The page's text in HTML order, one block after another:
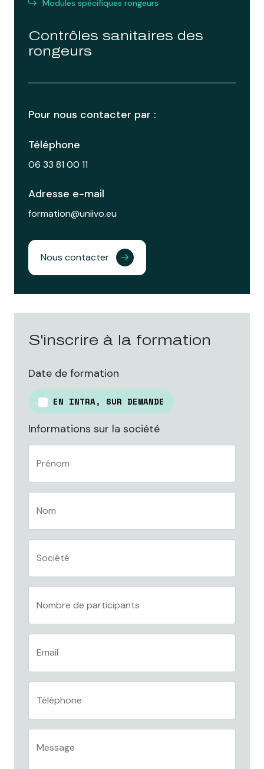
Modules spécifiques rongeurs
Contrôles sanitaires des
rongeurs
Pour nous contacter par :
Téléphone
06 33 81 00 11
Adresse e-mail
formation@uniivo.eu
Nous contacter
S'inscrire à la formation
Date de formation
EN INTRA, SUR DEMANDE
Informations sur la société